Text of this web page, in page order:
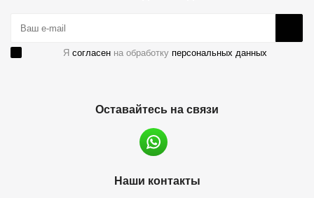
Я согласен на обработку персональных данных
Оставайтесь на связи
Наши контакты